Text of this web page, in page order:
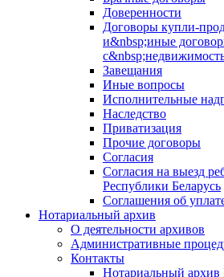
Доверенности
Договоры купли-
и&nbsp;иные
Завещания
Иные вопросы
Исполнительные
Наследство
Приватизация
Прочие договоры
Согласия
Согласия на выезд
Республики Беларусь
Соглашения об
Нотариальный архив
О деятельности архивов
Административные
Контакты
Нотариальный архив